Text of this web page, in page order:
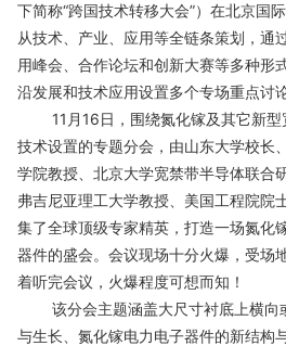
下简称“跨国技术转移大会”）在北京国
从技术、产业、应用等全链条策划，通
用峰会、合作论坛和创新大赛等多种形
沿发展和技术应用设置多个专场重点讨论
11月16日，围绕氮化镓及其它新型
技术设置的专题分会，由山东大学校长
学院教授、北京大学宽禁带半导体联合
弗吉尼亚理工大学教授、美国工程院院
集了全球顶级专家精英，打造一场氮化
器件的盛会。会议现场十分火爆，受场
着听完会议，火爆程度可想而知！
该分会主题涵盖大尺寸衬底上横向
与生长、氮化镓电力电子器件的新结构